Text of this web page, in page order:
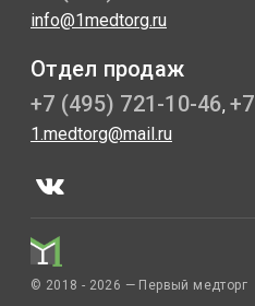
info@1medtorg.ru
Отдел продаж
+7 (495) 721-10-46,
1.medtorg@mail.ru
© 2018 - 2026 — Первый медторг